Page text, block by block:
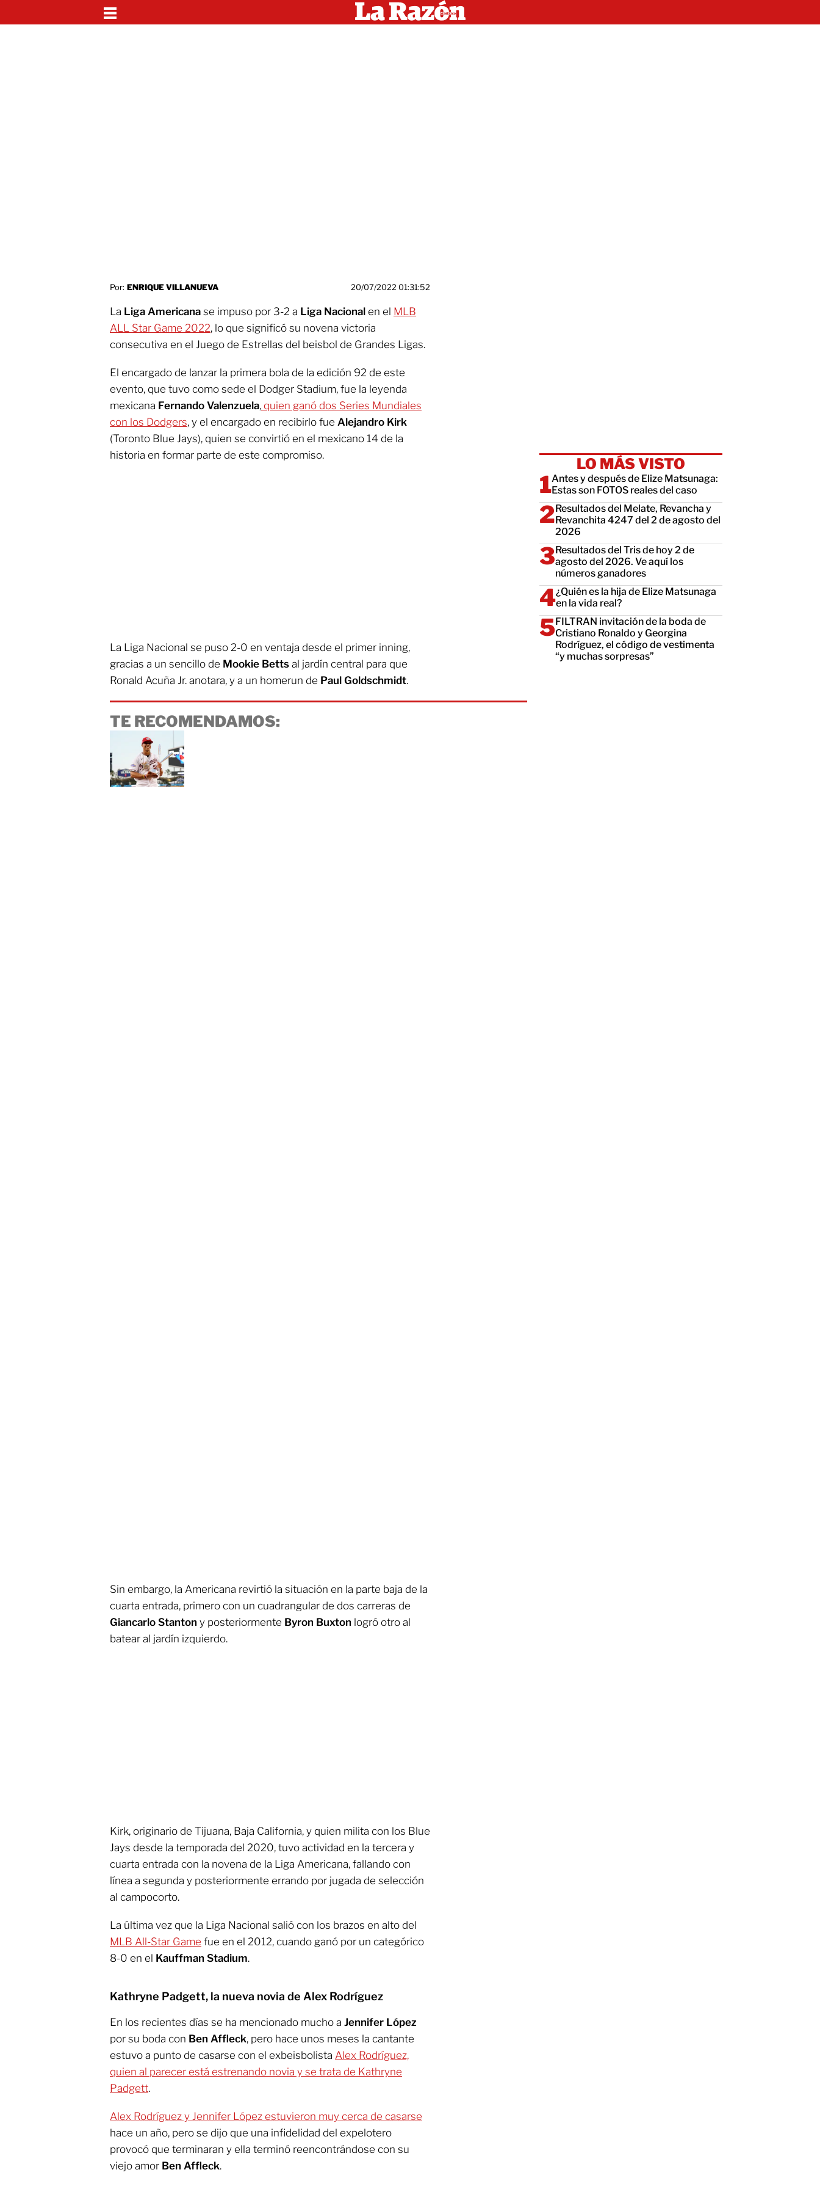
Por: ENRIQUE VILLANUEVA 20/07/2022 01:31:52
La Liga Americana se impuso por 3-2 a Liga Nacional en el MLB
ALL Star Game 2022, lo que significó su novena victoria
consecutiva en el Juego de Estrellas del beisbol de Grandes Ligas.
El encargado de lanzar la primera bola de la edición 92 de este
evento, que tuvo como sede el Dodger Stadium, fue la leyenda
mexicana Fernando Valenzuela, quien ganó dos Series Mundiales
con los Dodgers, y el encargado en recibirlo fue Alejandro Kirk
(Toronto Blue Jays), quien se convirtió en el mexicano 14 de la
historia en formar parte de este compromiso.
La Liga Nacional se puso 2-0 en ventaja desde el primer inning,
gracias a un sencillo de Mookie Betts al jardín central para que
Ronald Acuña Jr. anotara, y a un homerun de Paul Goldschmidt.
TE RECOMENDAMOS:
Sin embargo, la Americana revirtió la situación en la parte baja de la
cuarta entrada, primero con un cuadrangular de dos carreras de
Giancarlo Stanton y posteriormente Byron Buxton logró otro al
batear al jardín izquierdo.
Kirk, originario de Tijuana, Baja California, y quien milita con los Blue
Jays desde la temporada del 2020, tuvo actividad en la tercera y
cuarta entrada con la novena de la Liga Americana, fallando con
línea a segunda y posteriormente errando por jugada de selección
al campocorto.
La última vez que la Liga Nacional salió con los brazos en alto del
MLB All-Star Game fue en el 2012, cuando ganó por un categórico
8-0 en el Kauffman Stadium.
Kathryne Padgett, la nueva novia de Alex Rodríguez
En los recientes días se ha mencionado mucho a Jennifer López
por su boda con Ben Affleck, pero hace unos meses la cantante
estuvo a punto de casarse con el exbeisbolista Alex Rodríguez,
quien al parecer está estrenando novia y se trata de Kathryne
Padgett.
Alex Rodríguez y Jennifer López estuvieron muy cerca de casarse
hace un año, pero se dijo que una infidelidad del expelotero
provocó que terminaran y ella terminó reencontrándose con su
viejo amor Ben Affleck.
LO MÁS VISTO
Antes y después de Elize Matsunaga:
Estas son FOTOS reales del caso
Resultados del Melate, Revancha y
Revanchita 4247 del 2 de agosto del
2026
Resultados del Tris de hoy 2 de
agosto del 2026. Ve aquí los
números ganadores
¿Quién es la hija de Elize Matsunaga
en la vida real?
FILTRAN invitación de la boda de
Cristiano Ronaldo y Georgina
Rodríguez, el código de vestimenta
“y muchas sorpresas”